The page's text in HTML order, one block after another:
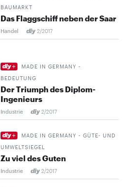
BAUMARKT
Das Flaggschiff neben der Saar
Handel 2/2017
MADE IN GERMANY -
BEDEUTUNG
Der Triumph des Diplom-
Ingenieurs
Industrie 2/2017
MADE IN GERMANY - GÜTE- UND
UMWELTSIEGEL
Zu viel des Guten
Industrie 2/2017